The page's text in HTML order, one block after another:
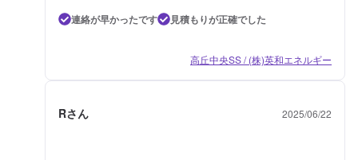
連絡が早かったです 見積もりが正確でした
高丘中央SS / (株)英和エネルギー
Rさん 2025/06/22